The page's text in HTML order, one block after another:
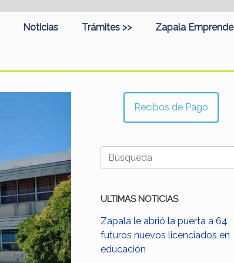
Noticias Trámites >> Zapala Emprende
Recibos de Pago
Buscar:
ULTIMAS NOTICIAS
Zapala le abrió la puerta a 64
futuros nuevos licenciados en
educación